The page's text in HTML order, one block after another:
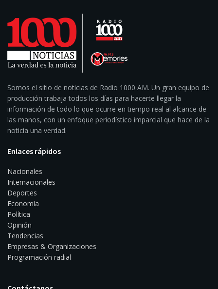
Somos el sitio de noticias de Radio 1000 AM. Un gran equipo de
producción trabaja todos los días para hacerte llegar la
información de todo lo que ocurre en tiempo real al alcance de
las manos, con un enfoque periodístico imparcial que hace de la
noticia una verdad.
Enlaces rápidos
Nacionales
Internacionales
Deportes
Economía
Política
Opinión
Tendencias
Empresas & Organizaciones
Programación radial